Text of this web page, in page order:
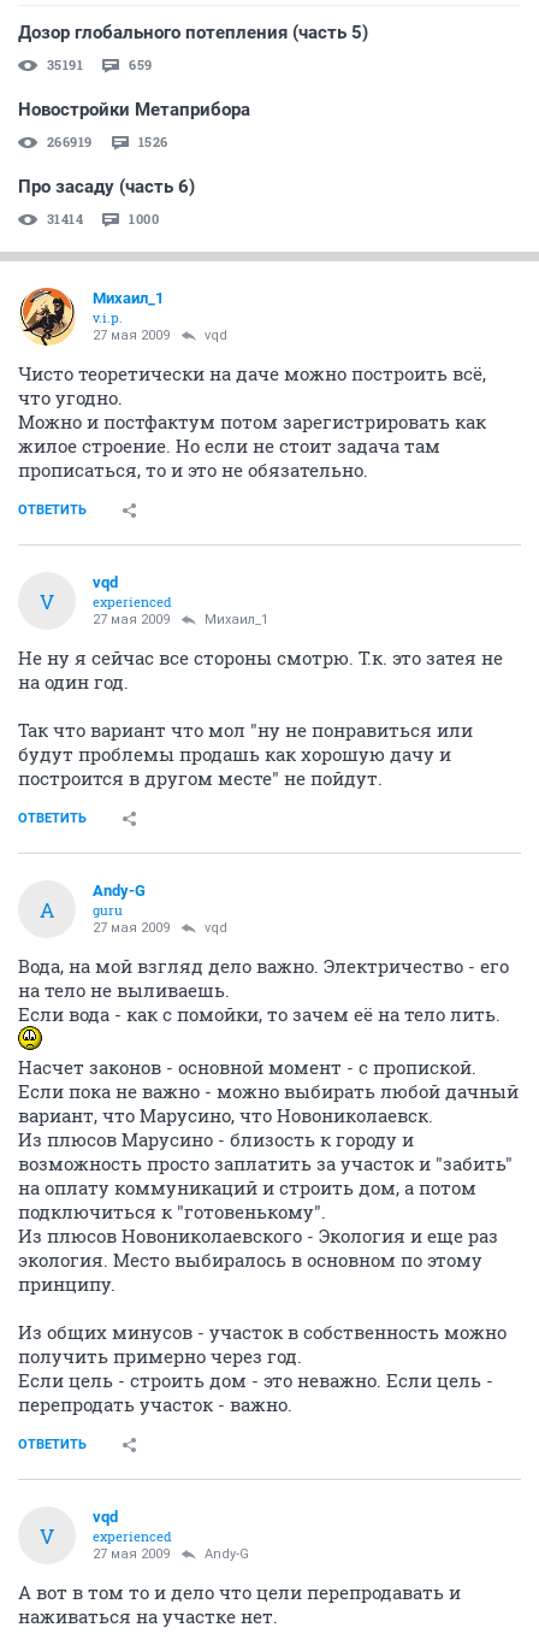
Дозор глобального потепления (часть 5)
35191 659
Новостройки Метаприбора
266919 1526
Про засаду (часть 6)
31414 1000
Михаил_1
v.i.p.
27 мая 2009 vqd
Чисто теоретически на даче можно построить всё,
что угодно.
Можно и постфактум потом зарегистрировать как
жилое строение. Но если не стоит задача там
прописаться, то и это не обязательно.
ОТВЕТИТЬ
V
vqd
experienced
27 мая 2009 Михаил_1
Не ну я сейчас все стороны смотрю. Т.к. это затея не
на один год.
Так что вариант что мол "ну не понравиться или
будут проблемы продашь как хорошую дачу и
построится в другом месте" не пойдут.
ОТВЕТИТЬ
A
Andy-G
guru
27 мая 2009 vqd
Вода, на мой взгляд дело важно. Электричество - его
на тело не выливаешь.
Если вода - как с помойки, то зачем её на тело лить.
Насчет законов - основной момент - с пропиской.
Если пока не важно - можно выбирать любой дачный
вариант, что Марусино, что Новониколаевск.
Из плюсов Марусино - близость к городу и
возможность просто заплатить за участок и "забить"
на оплату коммуникаций и строить дом, а потом
подключиться к "готовенькому".
Из плюсов Новониколаевского - Экология и еще раз
экология. Место выбиралось в основном по этому
принципу.
Из общих минусов - участок в собственность можно
получить примерно через год.
Если цель - строить дом - это неважно. Если цель -
перепродать участок - важно.
ОТВЕТИТЬ
V
vqd
experienced
27 мая 2009 Andy-G
А вот в том то и дело что цели перепродавать и
наживаться на участке нет.